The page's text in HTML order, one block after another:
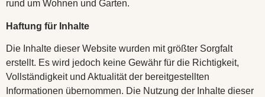
rund um Wohnen und Garten.
Haftung für Inhalte
Die Inhalte dieser Website wurden mit größter Sorgfalt
erstellt. Es wird jedoch keine Gewähr für die Richtigkeit,
Vollständigkeit und Aktualität der bereitgestellten
Informationen übernommen. Die Nutzung der Inhalte dieser